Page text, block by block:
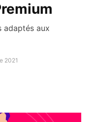
adaptés aux
2021